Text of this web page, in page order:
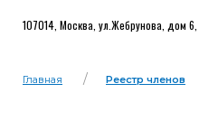
107014, Москва, ул.Жебрунова, дом
Главная Реестр членов